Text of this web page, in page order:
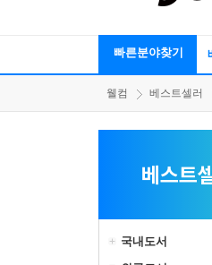
빠른분야찾기
웰컴 베스트셀러
베스트
국내도서